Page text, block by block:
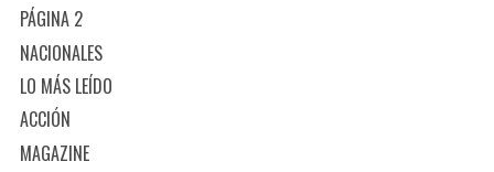
PÁGINA 2
NACIONALES
LO MÁS LEÍDO
ACCIÓN
MAGAZINE